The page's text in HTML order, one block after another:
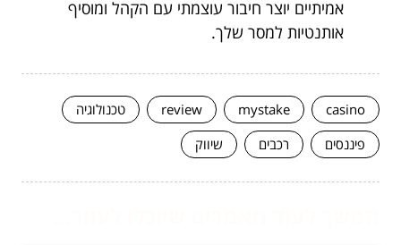
אמיתיים יוצר חיבור עוצמתי עם הקהל ומוסיף
אותנטיות למסר שלך.
casino
mystake
review
טכנולוגיה
פיננסים
רכבים שיווק